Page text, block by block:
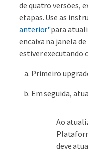
de quatro versões,
etapas. Use as
anterior"para
encaixa na janela
estiver executando
Primeiro
Em seguida,
Ao
deve